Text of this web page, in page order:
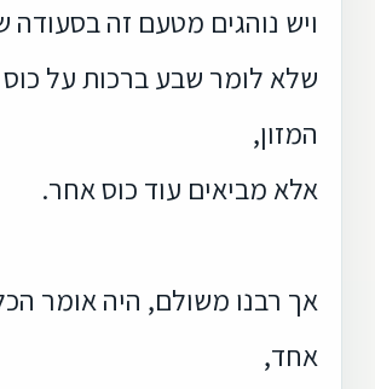
ויש נוהגים מטעם זה בסעודה
שלא לומר שבע ברכות על
המזון,
אלא מביאים עוד כוס אחר.
אך רבנו משולם, היה אומר
אחד,